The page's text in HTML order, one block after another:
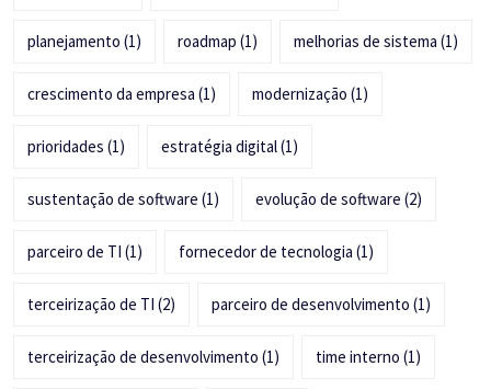
planejamento (1) roadmap (1) melhorias de sistema (1)
crescimento da empresa (1) modernização (1)
prioridades (1) estratégia digital(1)
sustentação de software (1) evolução de software (2)
parceiro de TI (1) fornecedor de tecnologia (1)
terceirização de TI (2) parceiro de desenvolvimento (1)
terceirização de desenvolvimento (1) time interno (1)